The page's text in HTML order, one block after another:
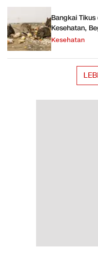
Bangkai
Kesehatan,
Kesehatan